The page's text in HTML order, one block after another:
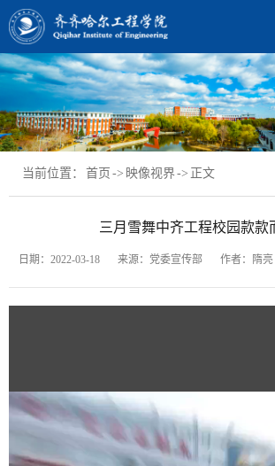
当前位置： 首页 -> 映像视界-> 正文
三月雪舞中齐工程校园款款
日期：2022-03-18 来源：党委宣传部 作者：隋亮